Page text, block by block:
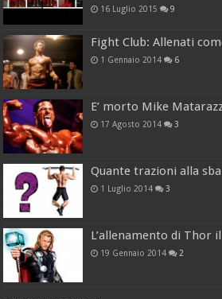
16 Luglio 2015 9
Fight Club: Allenati
1 Gennaio 2014 6
E’ morto Mike
17 Agosto 2014 3
Quante trazioni alla
1 Luglio 2014 3
L’allenamento di Thor
19 Gennaio 2014 2